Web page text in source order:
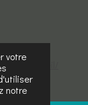
votre
notre
accueil/